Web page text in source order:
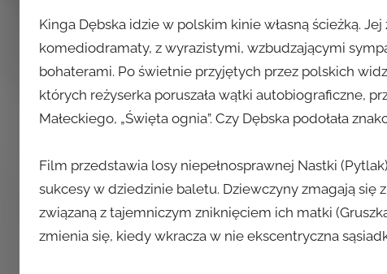
Kinga Dębska idzie w polskim kinie własną ścieżką.
komediodramaty, z wyrazistymi, wzbudzającymi
bohaterami. Po świetnie przyjętych przez polskich
których reżyserka poruszała wątki autobiograficzne,
Małeckiego, „Święta ognia”. Czy Dębska podołała
Film przedstawia losy niepełnosprawnej Nastki
sukcesy w dziedzinie baletu. Dziewczyny zmagają się
związaną z tajemniczym zniknięciem ich matki
zmienia się, kiedy wkracza w nie ekscentryczna